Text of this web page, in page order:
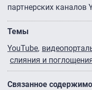
партнерских каналов
Темы
YouTube
слияния и
Связанное